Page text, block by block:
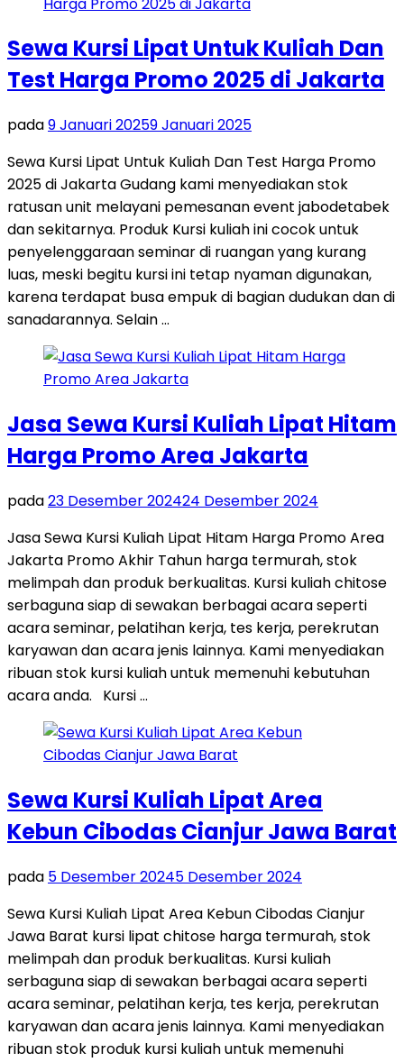
Sewa Kursi Lipat Untuk Kuliah Dan
Test Harga Promo 2025 di Jakarta
pada9 Januari 20259 Januari 2025
Sewa Kursi Lipat Untuk Kuliah Dan Test Harga Promo
2025 di Jakarta Gudang kami menyediakan stok
ratusan unit melayani pemesanan event jabodetabek
dan sekitarnya. Produk Kursi kuliah ini cocok untuk
penyelenggaraan seminar di ruangan yang kurang
luas, meski begitu kursi ini tetap nyaman digunakan,
karena terdapat busa empuk di bagian dudukan dan di
sanadarannya. Selain …
Jasa Sewa Kursi Kuliah Lipat Hitam
Harga Promo Area Jakarta
pada23 Desember 202424 Desember 2024
Jasa Sewa Kursi Kuliah Lipat Hitam Harga Promo Area
Jakarta Promo Akhir Tahun harga termurah, stok
melimpah dan produk berkualitas. Kursi kuliah chitose
serbaguna siap di sewakan berbagai acara seperti
acara seminar, pelatihan kerja, tes kerja, perekrutan
karyawan dan acara jenis lainnya. Kami menyediakan
ribuan stok kursi kuliah untuk memenuhi kebutuhan
acara anda. Kursi …
Sewa Kursi Kuliah Lipat Area
Kebun Cibodas Cianjur Jawa Barat
pada 5 Desember 20245 Desember 2024
Sewa Kursi Kuliah Lipat Area Kebun Cibodas Cianjur
Jawa Barat kursi lipat chitose harga termurah, stok
melimpah dan produk berkualitas. Kursi kuliah
serbaguna siap di sewakan berbagai acara seperti
acara seminar, pelatihan kerja, tes kerja, perekrutan
karyawan dan acara jenis lainnya. Kami menyediakan
ribuan stok produk kursi kuliah untuk memenuhi